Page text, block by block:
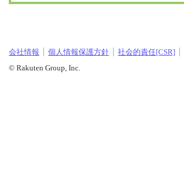
会社情報 個人情報保護方針 社会的責任[CSR]
© Rakuten Group, Inc.